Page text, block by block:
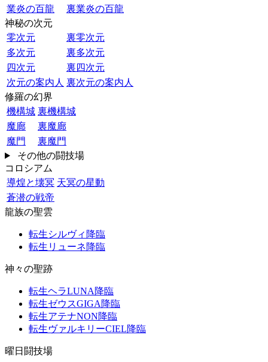
業炎の百龍
裏業炎の百龍
神秘の次元
零次元
裏零次元
多次元
裏多次元
四次元
裏四次元
次元の案内人 裏次元の案内人
修羅の幻界
機構城 裏機構城
魔廊
裏魔廊
魔門
裏魔門
その他の闘技場
コロシアム
導煌と壊冥 天冥の星動
蒼潜の戦帝
龍族の聖雲
転生シルヴィ降臨
転生リューネ降臨
神々の聖跡
転生ヘラLUNA降臨
転生ゼウスGIGA降臨
転生アテナNON降臨
転生ヴァルキリーCIEL降臨
曜日闘技場